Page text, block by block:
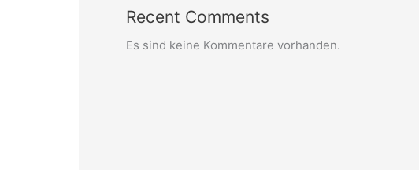
Recent Comments
Es sind keine Kommentare vorhanden.